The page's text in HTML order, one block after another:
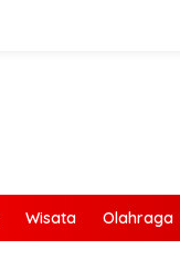
Wisata Olahraga